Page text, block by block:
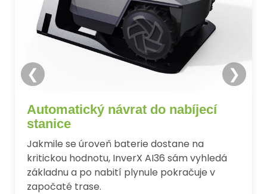
❮ ❯
Automatický návrat do nabíjecí
stanice
Jakmile se úroveň baterie dostane na
kritickou hodnotu, InverX AI36 sám vyhledá
základnu a po nabití plynule pokračuje v
započaté trase.